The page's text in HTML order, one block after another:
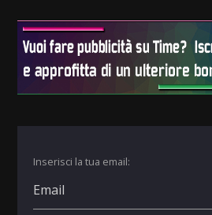
Inserisci la tua email: